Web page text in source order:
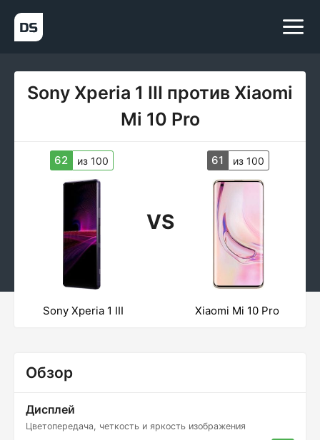
Sony Xperia 1 III против Xiaomi
Mi 10 Pro
62 из 100
VS
61 из 100
Sony Xperia 1 III Xiaomi Mi 10 Pro
Обзор
Дисплей
Цветопередача, четкость и яркость изображения